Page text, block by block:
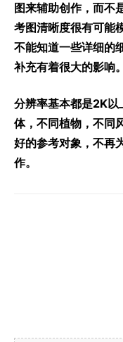
图来辅助创作，而不
考图清晰度很有可能
不能知道一些详细的
补充有着很大的影响。
分辨率基本都是2K以
体，不同植物，不同
好的参考对象，不再
作。